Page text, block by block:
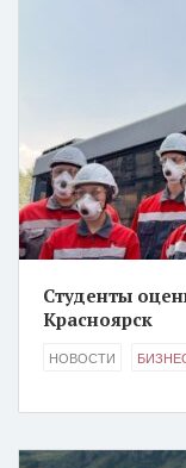
Студенты
Красноярск
НОВОСТИ